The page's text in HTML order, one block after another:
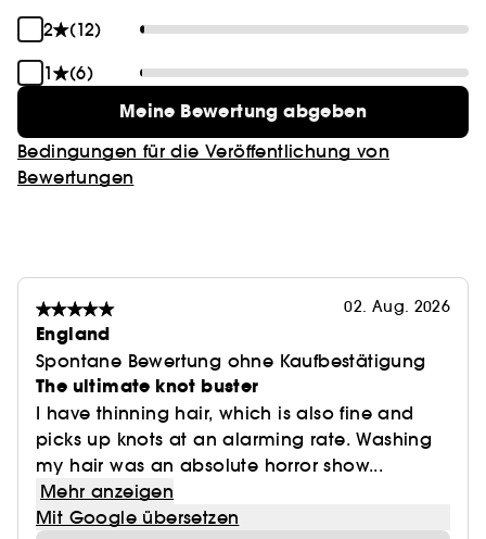
2
(12)
1
(6)
Meine Bewertung abgeben
Bedingungen für die Veröffentlichung von
Bewertungen
02. Aug. 2026
England
Spontane Bewertung ohne Kaufbestätigung
The ultimate knot buster
I have thinning hair, which is also fine and
picks up knots at an alarming rate. Washing
my hair was an absolute horror show...
Mehr anzeigen
Mit Google übersetzen